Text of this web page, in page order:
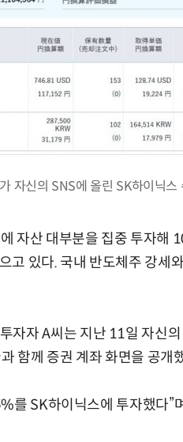
자신의 SNS에 올린 SK하이닉스
자산 대부분을 집중 투자해
고 있다. 국내 반도체주 강세
자자 A씨는 지난 11일 자신
함께 증권 계좌 화면을 공개
SK하이닉스에 투자했다”